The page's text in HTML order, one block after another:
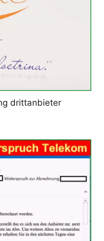
drittanbieter